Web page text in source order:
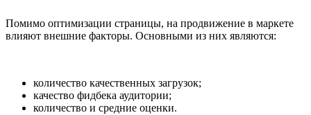
Помимо оптимизации страницы, на продвижение в маркете
влияют внешние факторы. Основными из них являются:
количество качественных загрузок;
качество фидбека аудитории;
количество и средние оценки.